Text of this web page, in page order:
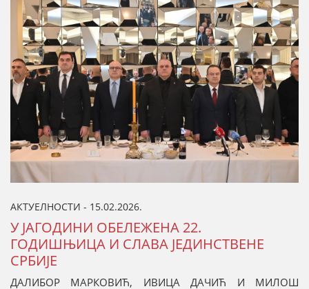
АКТУЕЛНОСТИ - 15.02.2026.
У ЈАГОДИНИ ОБЕЛЕЖЕНА 22.
ГОДИШЊИЦА И СЛАВА ЈЕДИНСТВЕНЕ
СРБИЈЕ
ДАЛИБОР МАРКОВИЋ, ИВИЦА ДАЧИЋ И МИЛОШ